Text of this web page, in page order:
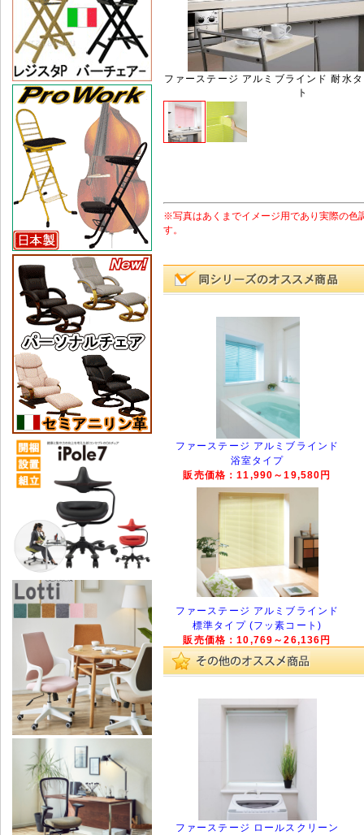
ファーステージ アルミブラインド 耐水
ト
※写真はあくまでイメージ用であり実際の色
す。
ファーステージ アルミブラインド
浴室タイプ
販売価格：11,990～19,580円
ファーステージ アルミブラインド
標準タイプ (フッ素コート)
販売価格：10,769～26,136円
ファーステージ ロールスクリーン